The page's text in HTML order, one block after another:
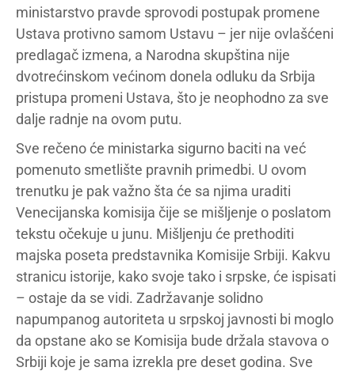
ministarstvo pravde sprovodi postupak promene
Ustava protivno samom Ustavu – jer nije ovlašćeni
predlagač izmena, a Narodna skupština nije
dvotrećinskom većinom donela odluku da Srbija
pristupa promeni Ustava, što je neophodno za sve
dalje radnje na ovom putu.
Sve rečeno će ministarka sigurno baciti na već
pomenuto smetlište pravnih primedbi. U ovom
trenutku je pak važno šta će sa njima uraditi
Venecijanska komisija čije se mišljenje o poslatom
tekstu očekuje u junu. Mišljenju će prethoditi
majska poseta predstavnika Komisije Srbiji. Kakvu
stranicu istorije, kako svoje tako i srpske, će ispisati
– ostaje da se vidi. Zadržavanje solidno
napumpanog autoriteta u srpskoj javnosti bi moglo
da opstane ako se Komisija bude držala stavova o
Srbiji koje je sama izrekla pre deset godina. Sve